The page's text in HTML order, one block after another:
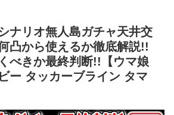
ナリオ無人島ガチャ天井交
凸から使えるか徹底解説!!
べきか最終判断!!【ウマ娘
ー タッカーブライン タマ